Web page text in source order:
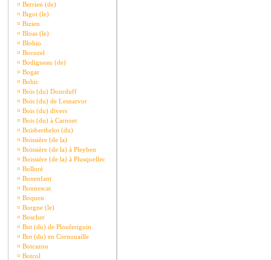
¤ Berrien (de)
¤ Bigot (le)
¤ Bizien
¤ Bloas (le)
¤ Blohio
¤ Bocozel
¤ Bodigneau (de)
¤ Bogar
¤ Bohic
¤ Bois (du) Dourduff
¤ Bois (du) de Lesnarvor
¤ Bois (du) divers
¤ Bois (du) à Carnoet
¤ Boisberthelot (du)
¤ Boissière (de la)
¤ Boissière (de la) à Pleyben
¤ Boissière (de la) à Plusquellec
¤ Bolloré
¤ Bonenfant
¤ Bonnescat
¤ Boquen
¤ Borgne (le)
¤ Boscher
¤ Bot (du) de Plouferiguin
¤ Bot (du) en Cornouaille
¤ Botcazou
¤ Botcol